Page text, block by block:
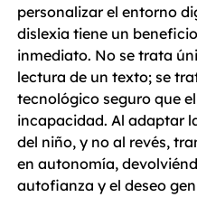
personalizar el entorno
dislexia tiene un
inmediato. No se trata
lectura de un texto; se
tecnológico seguro que
incapacidad. Al adaptar
del niño, y no al revés,
en autonomía,
autofianza y el deseo